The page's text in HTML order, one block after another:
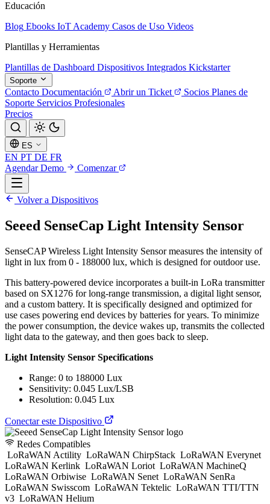
Educación
Blog Ebooks IoT Academy Casos de Uso Videos
Plantillas y Herramientas
Plantillas de Dashboard Dispositivos Integrados Kickstarter
Soporte
Contacto Documentación Abrir un Ticket Socios Planes de
Soporte Servicios Profesionales
Precios
ES
EN PT DE FR
Agendar Demo
Comenzar
Volver a Dispositivos
Seeed SenseCap Light Intensity Sensor
SenseCAP Wireless Light Intensity Sensor measures the intensity of
light in lux from 0 - 188000 lux, which is designed for outdoor use.
This battery-powered device incorporates a built-in LoRa transmitter
based on SX1276 for long-range transmission, a digital light sensor,
and a custom battery. It is specifically designed and optimized for
use cases powering end devices by batteries for years. To minimize
the power consumption, the device wakes up, transmits the collected
light data to the gateway, and then goes back to sleep.
Light Intensity Sensor Specifications
Range: 0 to 188000 Lux
Sensitivity: 0.045 Lux/LSB
Resolution: 0.045 Lux
Conectar este Dispositivo
Redes Compatibles
LoRaWAN Actility LoRaWAN ChirpStack LoRaWAN Everynet
LoRaWAN Kerlink LoRaWAN Loriot LoRaWAN MachineQ
LoRaWAN Orbiwise LoRaWAN Senet LoRaWAN SenRa
LoRaWAN Swisscom LoRaWAN Tektelic LoRaWAN TTI/TTN
v3 LoRaWAN Helium